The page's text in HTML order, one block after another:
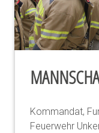
Kommandat,
Feuerwehr